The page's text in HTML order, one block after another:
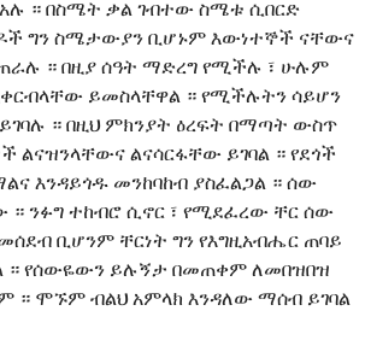
። በስሜት ቃል ገብተው ስሜቱ ሲበርድ
ግን ስሜታውያን ቢሆኑም እውነተኞች ናቸውና
። በዚያ ሰዓት ማድረግ የሚችሉ ፣ ሁሉም
ይመስላቸዋል ። የሚችሉትን ሳይሆን
። በዚህ ምክንያት ዕረፍት በማጣት ውስጥ
ልናዝንላቸውና ልናሳርፋቸው ይገባል ። የደጎች
እንዳይጎዱ መንከባከብ ያስፈልጋል ። ሰው
ንፉግ ተከብሮ ሲኖር ፣ የሚደፈረው ቸር ሰው
ቢሆንም ቸርነት ግን የእግዚአብሔር ጠባይ
። የሰውዬውን ይሉኝታ በመጠቀም ለመበዝበዝ
። ሞኙም ብልህ አምላክ እንዳለው ማሰብ ይገባል